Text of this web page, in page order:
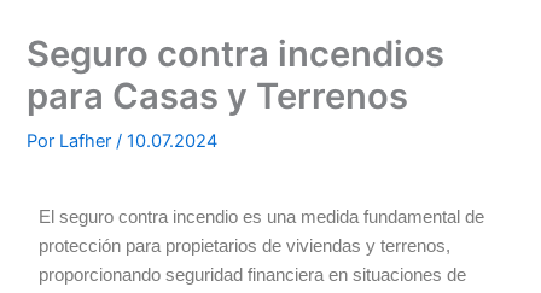
Seguro contra incendios
para Casas y Terrenos
Por Lafher/10.07.2024
El seguro contra incendio es una medida fundamental de
protección para propietarios de viviendas y terrenos,
proporcionando seguridad financiera en situaciones de